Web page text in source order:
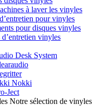
à laver les vinyles
pour vinyles
pour disques vinyles
d’entretien vinyles
Desk System
Nokki
Ject
Notre sélection de vinyles